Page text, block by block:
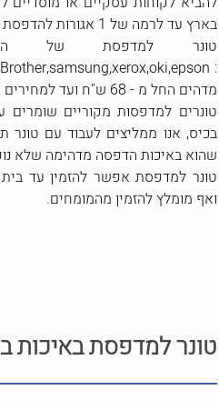
בארץ עד לרמה של 1 אגורות להדפסת מסמך .
טונר למדפסת של
מדהים החל מ - 68 ש"ח ועד למחירים של אלפי שקלים.
טונרים למדפסות מקוריים
בכיס, אנו ממליצים לעבוד עם טונר
שהוא באיכות הדפסה מדהימה שלא
טונר למדפסת אפשר להזמין עד
ואף מומלץ להזמין מהמומחים.
טונר למדפסת באיכות